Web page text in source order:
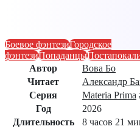
Боевое фэнтезиГородское
фэнтезиПопаданцы
Автор
Вова Бо
Читает
Александр
Серия
Materia Prima
Год
2026
Длительность
8 часов 21